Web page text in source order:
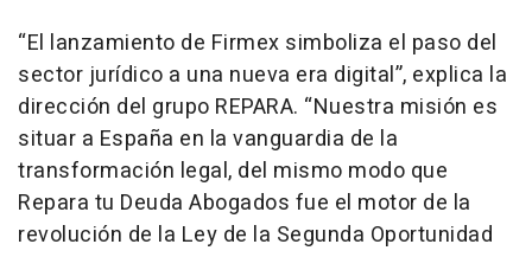
“El lanzamiento de Firmex simboliza el paso del
sector jurídico a una nueva era digital”, explica la
dirección del grupo REPARA. “Nuestra misión es
situar a España en la vanguardia de la
transformación legal, del mismo modo que
Repara tu Deuda Abogados fue el motor de la
revolución de la Ley de la Segunda Oportunidad